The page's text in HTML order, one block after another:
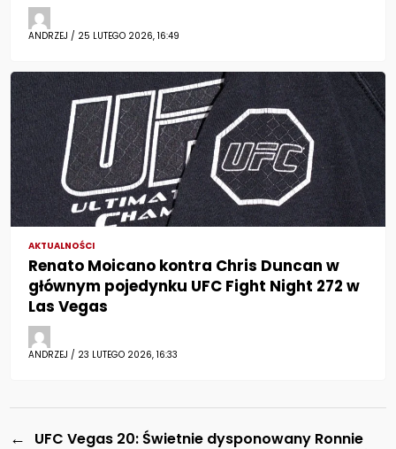
ANDRZEJ / 25 LUTEGO 2026, 16:49
AKTUALNOŚCI
Renato Moicano kontra Chris Duncan w
głównym pojedynku UFC Fight Night 272 w
Las Vegas
ANDRZEJ / 23 LUTEGO 2026, 16:33
←
UFC Vegas 20: Świetnie dysponowany Ronnie